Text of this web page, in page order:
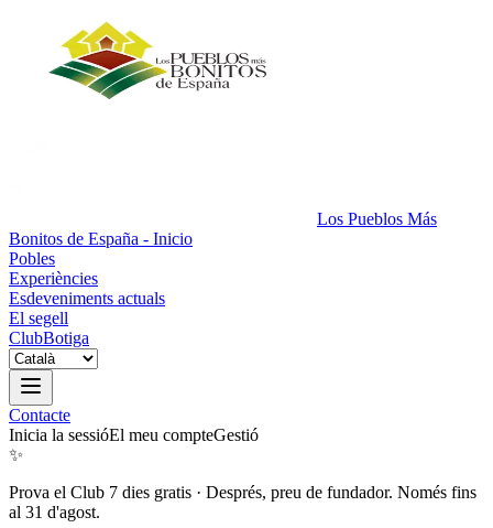
Los Pueblos Más
Bonitos de España - Inicio
Pobles
Experiències
Esdeveniments actuals
El segell
ClubBotiga
Contacte
Inicia la sessióEl meu compteGestió
✨
Prova el Club 7 dies gratis · Després, preu de fundador. Només fins
al 31 d'agost.